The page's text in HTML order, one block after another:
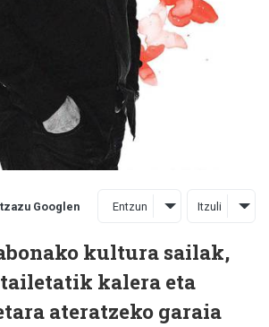
Googlen Entzun Itzuli
kultura sailak,
kalera eta
ateratzeko garaia